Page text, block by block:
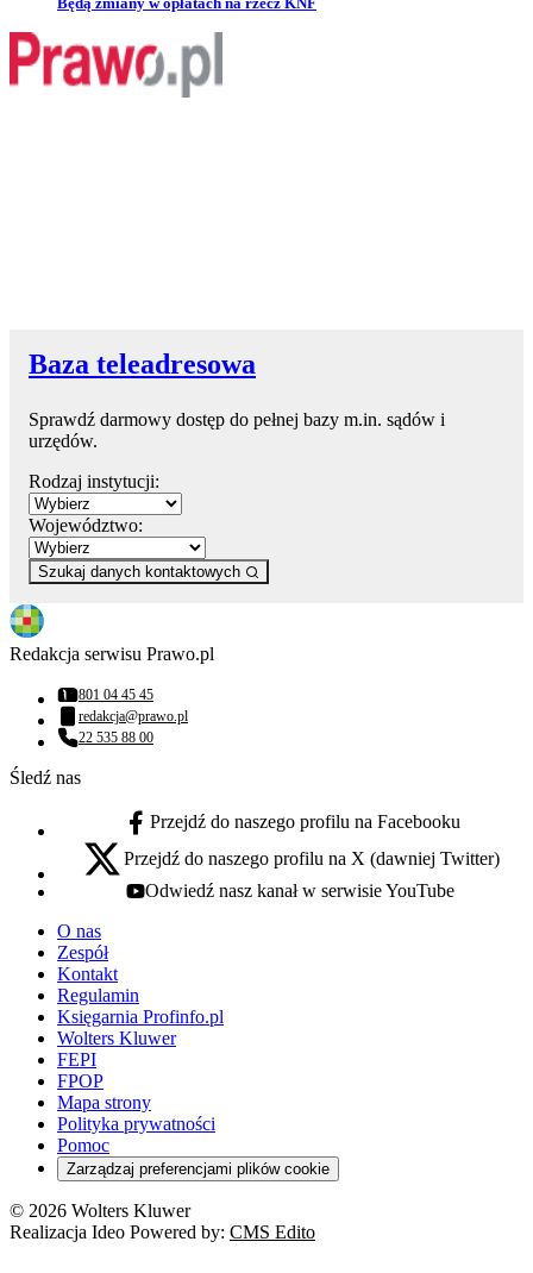
Baza teleadresowa
Sprawdź darmowy dostęp do pełnej bazy m.in. sądów i
urzędów.
Rodzaj instytucji:
Województwo:
Szukaj danych kontaktowych
Redakcja serwisu Prawo.pl
Numer telefonu:
801 04 45 45
Adres email:
redakcja@prawo.pl
Numer telefonu:
22 535 88 00
Śledź nas
facebook - otwiera się w nowej karcie
Przejdź do naszego profilu na Facebooku
x - otwiera się w nowej karcie
Przejdź do naszego profilu na X (dawniej Twitter)
youtube - otwiera się w nowej karcie
Odwiedź nasz kanał w serwisie YouTube
O nas
Zespół
Kontakt
Regulamin
Księgarnia Profinfo.pl
Wolters Kluwer
FEPI
FPOP
Mapa strony
Polityka prywatności
Pomoc
Zarządzaj preferencjami plików cookie
© 2026 Wolters Kluwer
Realizacja Ideo Powered by: CMS Edito